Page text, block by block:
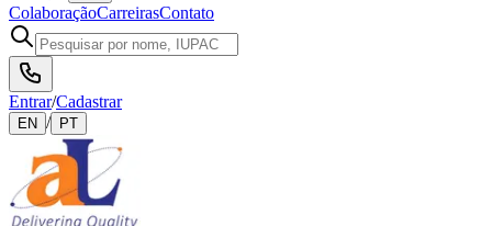
ColaboraçãoCarreirasContato
Entrar/Cadastrar
EN / PT